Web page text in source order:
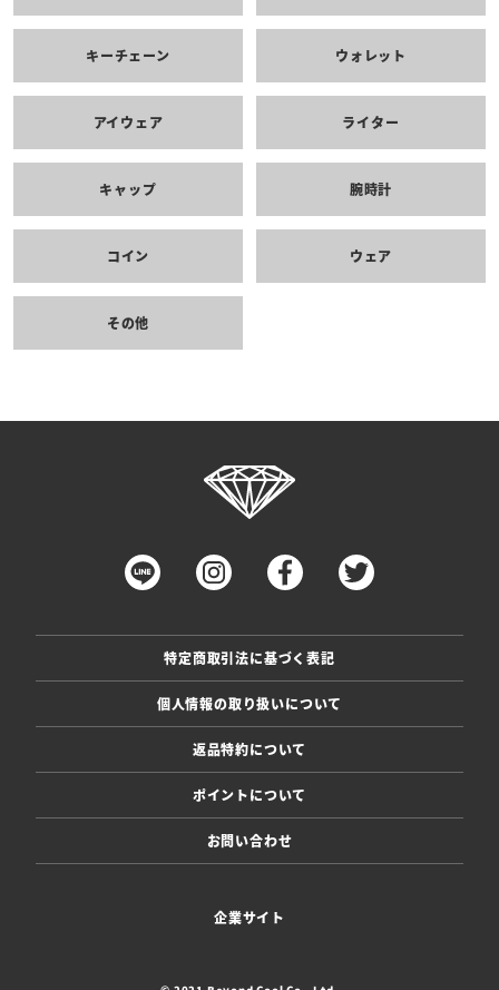
キーチェーン ウォレット
アイウェア ライター
キャップ 腕時計
コイン ウェア
その他
特定商取引法に基づく表記
個人情報の取り扱いについて
返品特約について
ポイントについて
お問い合わせ
企業サイト